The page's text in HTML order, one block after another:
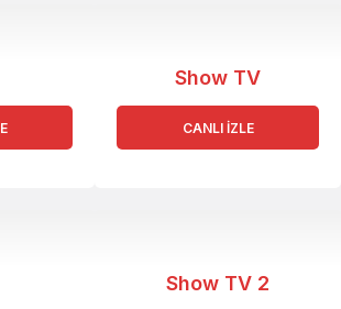
Show TV
CANLI İZLE
Show TV 2